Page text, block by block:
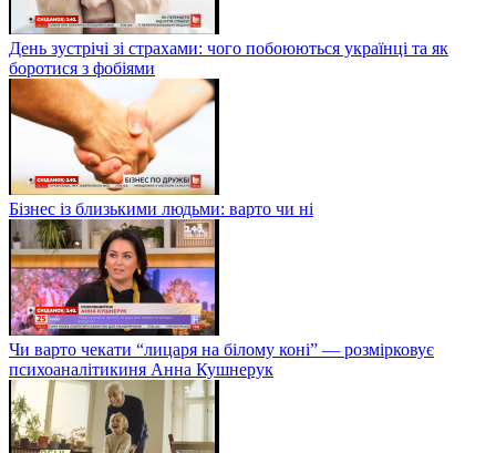
День зустрічі зі страхами: чого побоюються українці та як
боротися з фобіями
Бізнес із близькими людьми: варто чи ні
Чи варто чекати “лицаря на білому коні” — розмірковує
психоаналітикиня Анна Кушнерук